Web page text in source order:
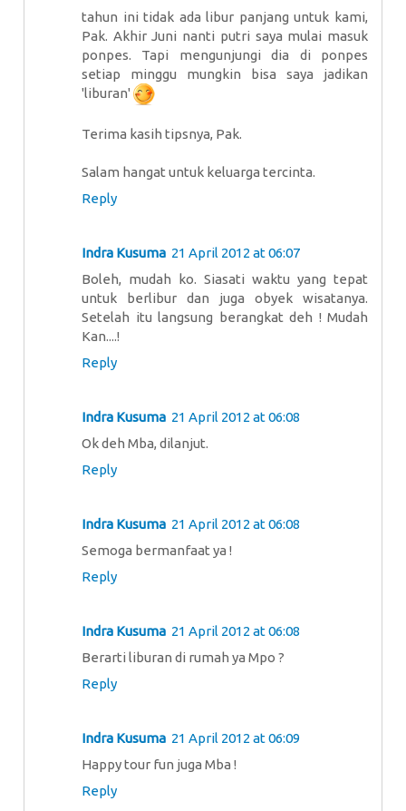
tahun ini tidak ada libur panjang untuk kami,
Pak. Akhir Juni nanti putri saya mulai masuk
ponpes. Tapi mengunjungi dia di ponpes
setiap minggu mungkin bisa saya jadikan
'liburan'
Terima kasih tipsnya, Pak.
Salam hangat untuk keluarga tercinta.
Reply
Indra Kusuma 21 April 2012 at 06:07
Boleh, mudah ko. Siasati waktu yang tepat
untuk berlibur dan juga obyek wisatanya.
Setelah itu langsung berangkat deh ! Mudah
Kan....!
Reply
Indra Kusuma 21 April 2012 at 06:08
Ok deh Mba, dilanjut.
Reply
Indra Kusuma 21 April 2012 at 06:08
Semoga bermanfaat ya !
Reply
Indra Kusuma 21 April 2012 at 06:08
Berarti liburan di rumah ya Mpo ?
Reply
Indra Kusuma 21 April 2012 at 06:09
Happy tour fun juga Mba !
Reply